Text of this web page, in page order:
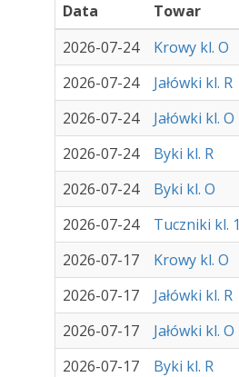
Data Towar
2026-07-24
Krowy kl. O
2026-07-24
Jałówki kl. R
2026-07-24
Jałówki kl. O
2026-07-24
Byki kl. R
2026-07-24
Byki kl. O
2026-07-24
Tuczniki kl. 1
2026-07-17
Krowy kl. O
2026-07-17
Jałówki kl. R
2026-07-17
Jałówki kl. O
2026-07-17
Byki kl. R